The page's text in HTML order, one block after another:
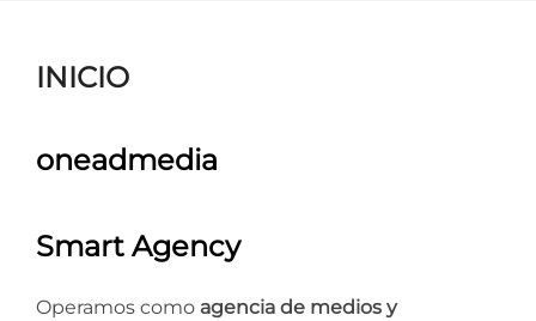
INICIO
oneadmedia
Smart Agency
Operamos como agencia de medios y